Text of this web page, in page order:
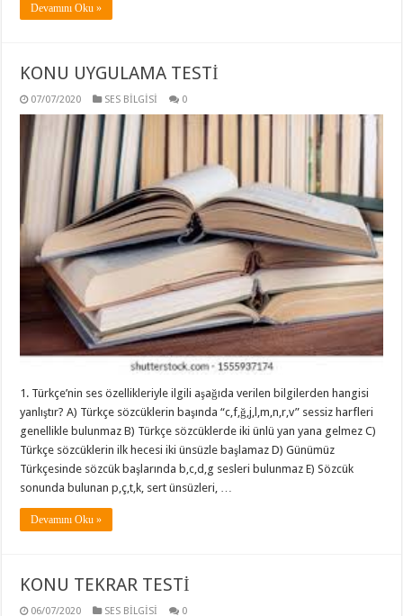
Devamını Oku »
KONU UYGULAMA TESTİ
07/07/2020 SES BİLGİSİ 0
1. Türkçe’nin ses özellikleriyle ilgili aşağıda verilen bilgilerden hangisi
yanlıştır? A) Türkçe sözcüklerin başında “c,f,ğ,j,l,m,n,r,v” sessiz harfleri
genellikle bulunmaz B) Türkçe sözcüklerde iki ünlü yan yana gelmez C)
Türkçe sözcüklerin ilk hecesi iki ünsüzle başlamaz D) Günümüz
Türkçesinde sözcük başlarında b,c,d,g sesleri bulunmaz E) Sözcük
sonunda bulunan p,ç,t,k, sert ünsüzleri, …
Devamını Oku »
KONU TEKRAR TESTİ
06/07/2020 SES BİLGİSİ 0